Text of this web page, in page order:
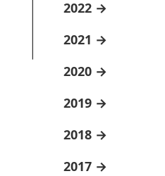
2022
2021
2020
2019
2018
2017